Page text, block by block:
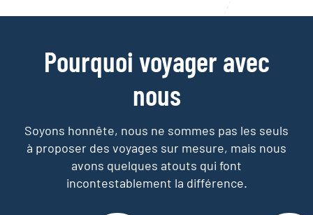
Pourquoi voyager avec
nous
Soyons honnête, nous ne sommes pas les seuls
à proposer des voyages sur mesure, mais nous
avons quelques atouts qui font
incontestablement la différence.